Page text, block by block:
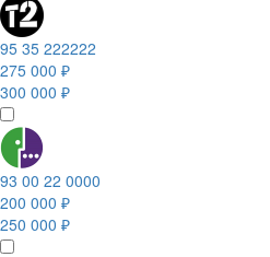
95 35 222222
275 000 ₽
300 000 ₽
93 00 22 0000
200 000 ₽
250 000 ₽